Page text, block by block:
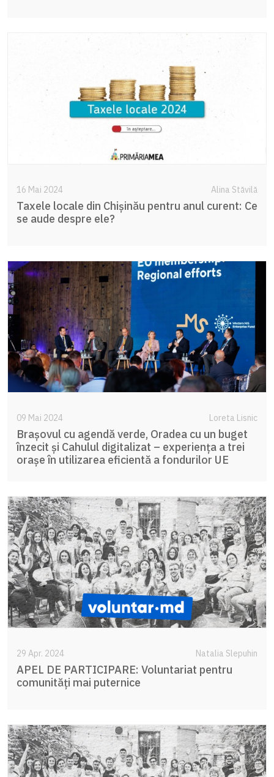
16 Mai 2024 Alina Stăvilă
Taxele locale din Chișinău pentru anul curent: Ce
se aude despre ele?
09 Mai 2024 Loreta Lisnic
Brașovul cu agendă verde, Oradea cu un buget
înzecit și Cahulul digitalizat – experiența a trei
orașe în utilizarea eficientă a fondurilor UE
29 Apr. 2024 Natalia Slepuhin
APEL DE PARTICIPARE: Voluntariat pentru
comunități mai puternice